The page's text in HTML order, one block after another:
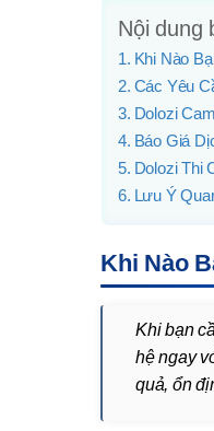
Nội dung
Khi Nào
Các Yêu
Dolozi
Báo Giá
Dolozi Thi
Lưu Ý
Khi Nào
Khi bạn
hệ ngay
quả, ổn